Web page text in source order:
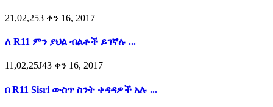
21,02,253 ቀን 16, 2017
ለ R11 ምን ያህል ብልቶች ይገኛሉ ...
11,02,25J43 ቀን 16, 2017
በ R11 Sisri ውስጥ ስንት ቀዳዳዎች አሉ ...